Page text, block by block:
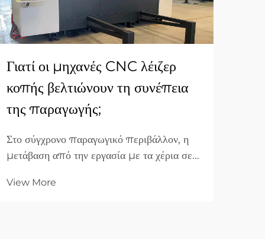
Γιατί οι μηχανές CNC λέιζερ
κοπής βελτιώνουν τη συνέπεια
της παραγωγής;
Στο σύγχρονο παραγωγικό περιβάλλον, η
μετάβαση από την εργασία με τα χέρια σε
αναπροσδιορίσει τα κριτήρια αναφοράς για
View More